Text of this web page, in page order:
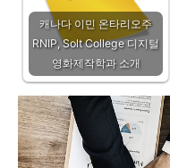
캐나다 이민 온타리오주
RNIP, Solt College 디지털
영화제작학과 소개